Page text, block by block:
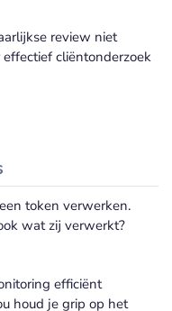
review niet
cliëntonderzoek
& Compliance nieuws
token verwerken.
wat zij verwerkt?
efficiënt
houd je grip op het